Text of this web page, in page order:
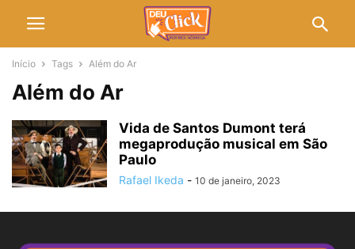
Início Tags Além do Ar
Além do Ar
Vida de Santos Dumont terá
megaprodução musical em São
Paulo
Rafael Ikeda - 10 de janeiro, 2023